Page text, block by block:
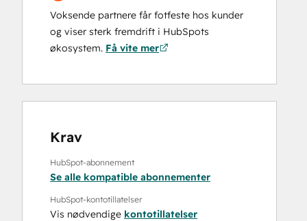
Voksende partnere får fotfeste hos kunder
og viser sterk fremdrift i HubSpots
økosystem. Få vite mer
Krav
HubSpot-abonnement
Se alle kompatible abonnementer
HubSpot-kontotillatelser
Vis nødvendige kontotillatelser